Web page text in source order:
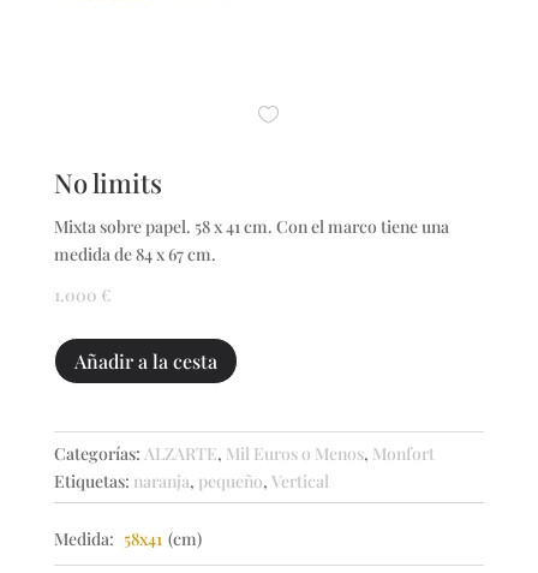
No limits
Mixta sobre papel. 58 x 41 cm. Con el marco tiene una
medida de 84 x 67 cm.
1.000 €
No
limits
Añadir a la cesta
Categorías: ALZARTE, Mil Euros o Menos, Monfort
Etiquetas: naranja, pequeño, Vertical
Medida: 58x41 (cm)